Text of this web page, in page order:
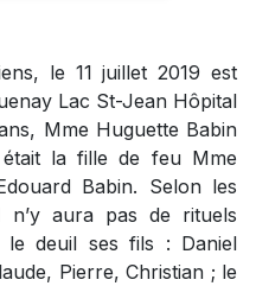
le 11 juillet 2019 est
Lac St-Jean Hôpital
Mme Huguette Babin
la fille de feu Mme
Babin. Selon les
aura pas de rituels
le deuil ses fils : Daniel
Pierre, Christian ; le